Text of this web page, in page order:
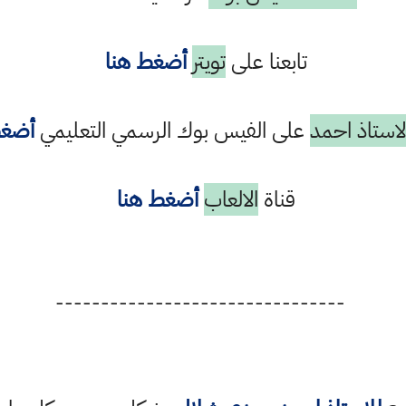
تابعنا علىتويتر أضغط هنا
احمدعلى الفيس بوك الرسمي التعليمي
قناة الالعاب أضغط هنا
--------------------------------